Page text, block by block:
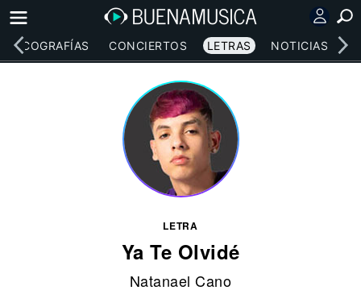
DISCOGRAFÍAS CONCIERTOS LETRAS NOTICIAS
LETRA
Ya Te Olvidé
Natanael Cano